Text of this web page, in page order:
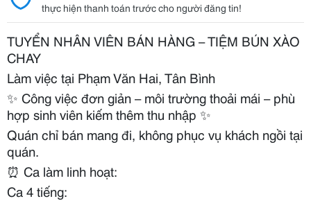
thực hiện thanh toán trước cho người đăng tin!
TUYỂN NHÂN VIÊN BÁN HÀNG – TIỆM BÚN XÀO
CHAY
Làm việc tại Phạm Văn Hai, Tân Bình
✨ Công việc đơn giản – môi trường thoải mái – phù
hợp sinh viên kiếm thêm thu nhập ✨
Quán chỉ bán mang đi, không phục vụ khách ngồi tại
quán.
⏰ Ca làm linh hoạt:
Ca 4 tiếng: